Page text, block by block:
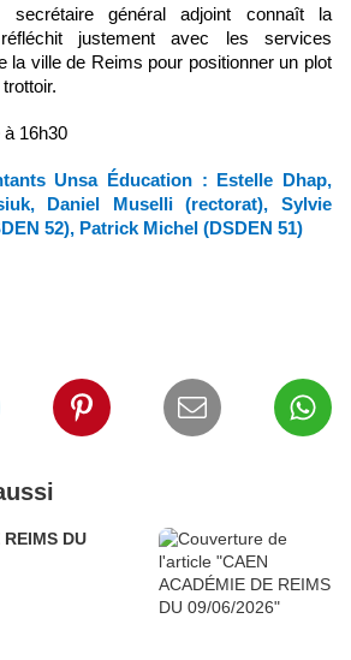
secrétaire général adjoint connaît la
justement avec les services
la ville de Reims pour positionner un plot
à 16h30
Unsa Éducation : Estelle Dhap,
Daniel Muselli (rectorat), Sylvie
52), Patrick Michel (DSDEN 51)
DU